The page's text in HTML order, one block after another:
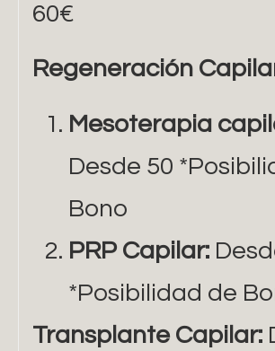
60€
Regeneración
Mesoterapia
Desde 50
Bono
PRP Capilar:
*Posibilidad de
Transplante Capilar: